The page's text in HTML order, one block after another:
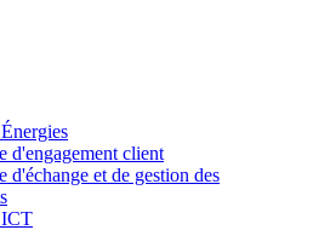
d'engagement client
d'échange et de gestion des
ICT